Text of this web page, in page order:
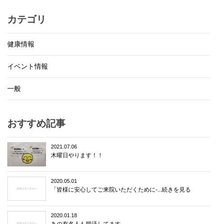
カテゴリ
健康情報
イベント情報
一般
おすすめ記事
2021.07.06
木曜日やります！！
2020.05.01
「皆様に安心してご来院いただくために-...続きを見る
2020.01.18